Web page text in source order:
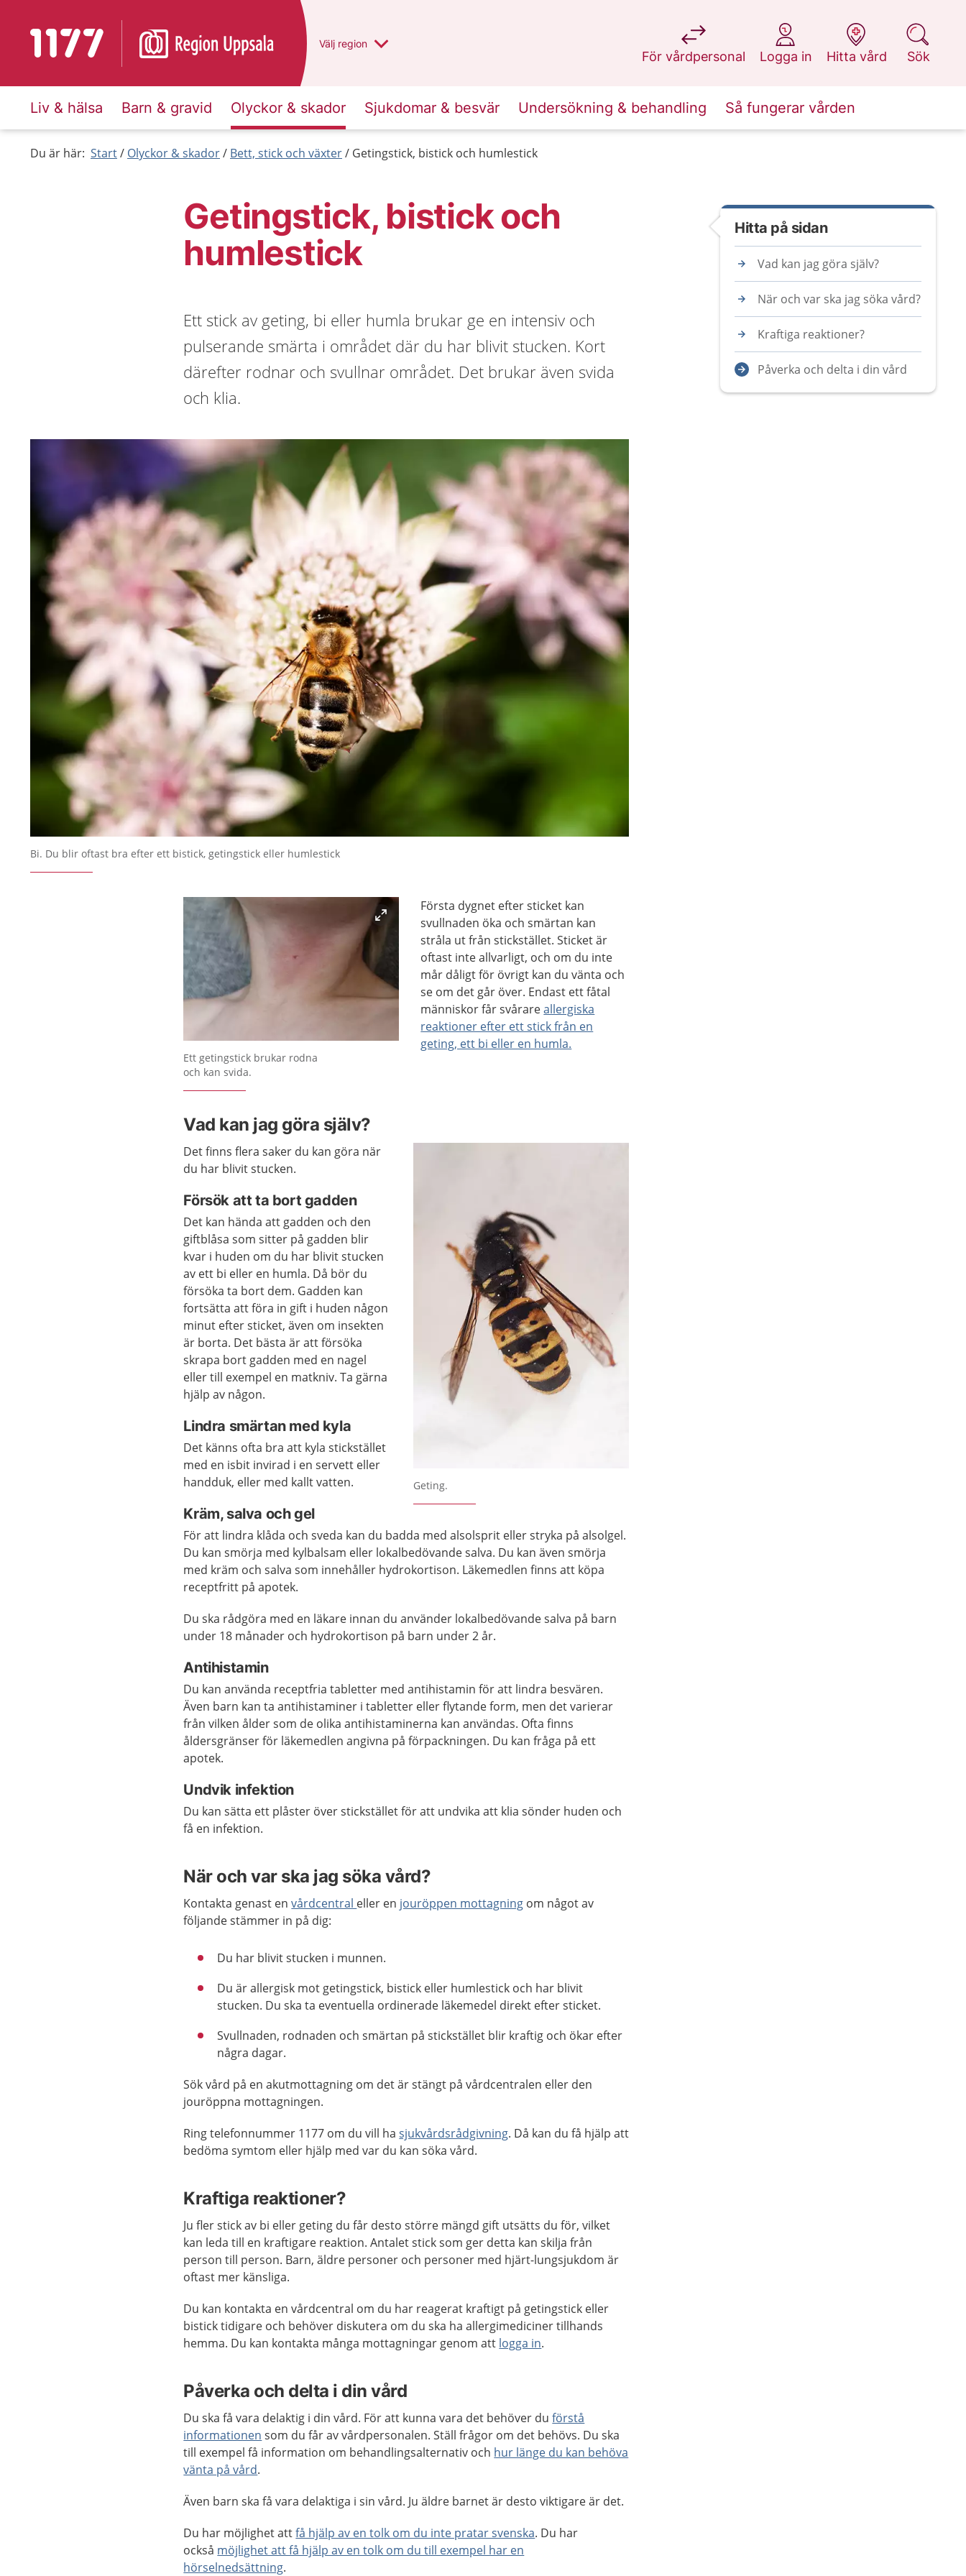
Till startsidan för 1177 Du har valt region
Välj en annan
region
För vårdpersonal
på 1177.se
Logga in
på 1177.se
Hitta vård
på 1177.se
Sök
på 1177.se
Liv & hälsa Barn & gravid Olyckor & skador Sjukdomar & besvär Undersökning & behandling Så fungerar vården
Du är här: Start Olyckor & skador Bett, stick och växter Getingstick, bistick och humlestick
Getingstick, bistick och
humlestick
Ett stick av geting, bi eller humla brukar ge en intensiv och
pulserande smärta i området där du har blivit stucken. Kort
därefter rodnar och svullnar området. Det brukar även svida
och klia.
Bi. Du blir oftast bra efter ett bistick, getingstick eller humlestick
Förstora bilden
Ett getingstick brukar rodna
och kan svida.
Första dygnet efter sticket kan
svullnaden öka och smärtan kan
stråla ut från stickstället. Sticket är
oftast inte allvarligt, och om du inte
mår dåligt för övrigt kan du vänta och
se om det går över. Endast ett fåtal
människor får svårareallergiska
reaktioner efter ett stick från en
geting, ett bi eller en humla.
Vad kan jag göra själv?
Geting.
Det finns flera saker du kan göra när
du har blivit stucken.
Försök att ta bort gadden
Det kan hända att gadden och den
giftblåsa som sitter på gadden blir
kvar i huden om du har blivit stucken
av ett bi eller en humla. Då bör du
försöka ta bort dem. Gadden kan
fortsätta att föra in gift i huden någon
minut efter sticket, även om insekten
är borta. Det bästa är att försöka
skrapa bort gadden med en nagel
eller till exempel en matkniv. Ta gärna
hjälp av någon.
Lindra smärtan med kyla
Det känns ofta bra att kyla stickstället
med en isbit invirad i en servett eller
handduk, eller med kallt vatten.
Kräm, salva och gel
För att lindra klåda och sveda kan du badda med alsolsprit eller stryka på alsolgel.
Du kan smörja med kylbalsam eller lokalbedövande salva. Du kan även smörja
med kräm och salva som innehåller hydrokortison. Läkemedlen finns att köpa
receptfritt på apotek.
Du ska rådgöra med en läkare innan du använder lokalbedövande salva på barn
under 18 månader och hydrokortison på barn under 2 år.
Antihistamin
Du kan använda receptfria tabletter med antihistamin för att lindra besvären.
Även barn kan ta antihistaminer i tabletter eller flytande form, men det varierar
från vilken ålder som de olika antihistaminerna kan användas. Ofta finns
åldersgränser för läkemedlen angivna på förpackningen. Du kan fråga på ett
apotek.
Undvik infektion
Du kan sätta ett plåster över stickstället för att undvika att klia sönder huden och
få en infektion.
När och var ska jag söka vård?
Kontakta genast envårdcentral eller en jouröppen mottagning om något av
följande stämmer in på dig:
Du har blivit stucken i munnen.
Du är allergisk mot getingstick, bistick eller humlestick och har blivit
stucken. Du ska ta eventuella ordinerade läkemedel direkt efter sticket.
Svullnaden, rodnaden och smärtan på stickstället blir kraftig och ökar efter
några dagar.
Sök vård på en akutmottagning om det är stängt på vårdcentralen eller den
jouröppna mottagningen.
Ring telefonnummer 1177 om du vill hasjukvårdsrådgivning. Då kan du få hjälp att
bedöma symtom eller hjälp med var du kan söka vård.
Kraftiga reaktioner?
Ju fler stick av bi eller geting du får desto större mängd gift utsätts du för, vilket
kan leda till en kraftigare reaktion. Antalet stick som ger detta kan skilja från
person till person. Barn, äldre personer och personer med hjärt-lungsjukdom är
oftast mer känsliga.
Du kan kontakta en vårdcentral om du har reagerat kraftigt på getingstick eller
bistick tidigare och behöver diskutera om du ska ha allergimediciner tillhands
hemma. Du kan kontakta många mottagningar genom att logga in.
Påverka och delta i din vård
Du ska få vara delaktig i din vård. För att kunna vara det behöver duförstå
informationen som du får av vårdpersonalen. Ställ frågor om det behövs. Du ska
till exempel få information om behandlingsalternativ och hur länge du kan behöva
vänta på vård.
Även barn ska få vara delaktiga i sin vård. Ju äldre barnet är desto viktigare är det.
Du har möjlighet attfå hjälp av en tolk om du inte pratar svenska. Du har
också möjlighet att få hjälp av en tolk om du till exempel har en
hörselnedsättning.
Hitta på sidan
Vad kan jag göra själv?
När och var ska jag söka vård?
Kraftiga reaktioner?
Påverka och delta i din vård